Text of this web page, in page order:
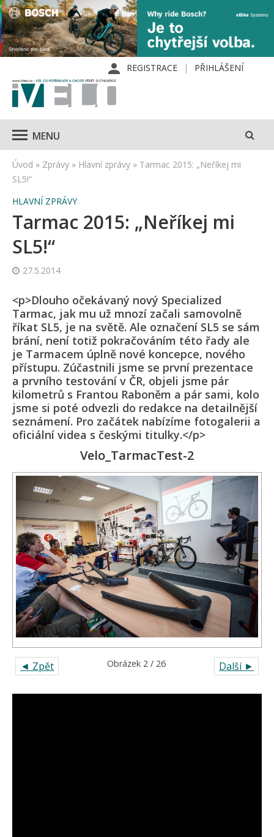
REGISTRACE PŘIHLÁŠENÍ
MENU
Úvod » Zprávy » Hlavní zprávy » Tarmac 2015: „Neříkej mi
SL5!“
HLAVNÍ ZPRÁVY
Tarmac 2015: „Neříkej mi
SL5!“
27.5.2014
<p>Dlouho očekávaný nový Specialized
Tarmac, jak mu už mnozí začali samovolně
říkat SL5, je na světě. Ale označení SL5 se sám
brání, není totiž pokračováním této řady ale
je Tarmacem úplně nové koncepce, nového
přístupu. Zúčastnili jsme se první prezentace
a prvního testování v ČR, objeli jsme pár
kilometrů s Frantou Raboněm a pár sami, kolo
jsme si poté odvezli do redakce na detailnější
seznámení. Pro začátek nabízíme fotogalerii a
oficiální videa s českými titulky.</p>
Velo_TarmacTest-2
◄ Zpět Další ►
Obrázek 2 / 26